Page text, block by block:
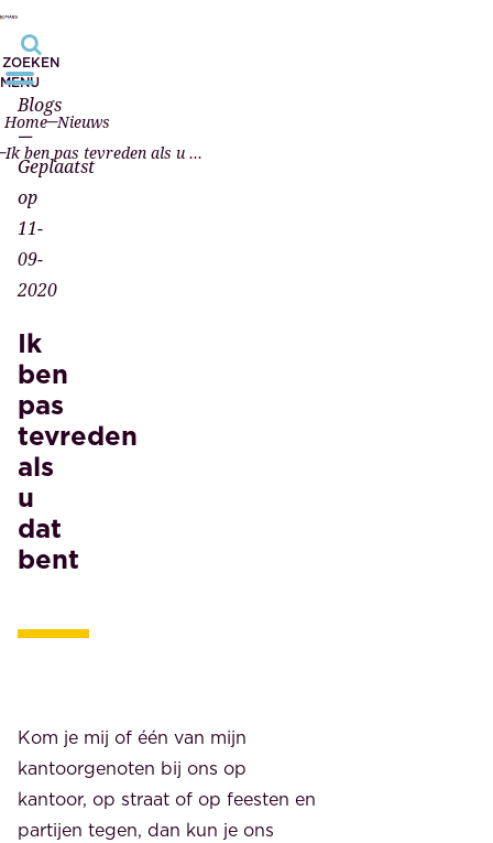
ZOEKEN
MENU
Home Nieuws
Ik ben pas tevreden als u dat bent
Blogs
—
Geplaatst
op
11-
09-
2020
Ik
ben
pas
tevreden
als
u
dat
bent
Kom je mij of één van mijn
kantoorgenoten bij ons op
kantoor, op straat of op feesten en
partijen tegen, dan kun je ons